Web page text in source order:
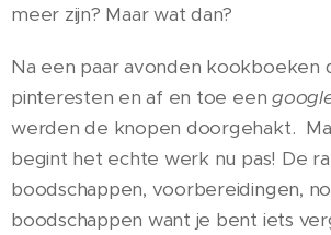
meer zijn? Maar wat dan?
Na een paar avonden kookboeken
pinteresten en af en toe een
werden de knopen doorgehakt.
begint het echte werk nu pas! De
boodschappen, voorbereidingen,
boodschappen want je bent iets